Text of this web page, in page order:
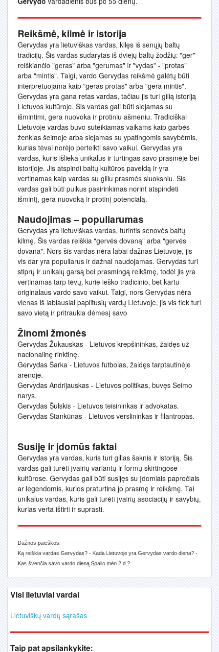
Reikšmė, kilmė ir istorija
Gervydas yra lietuviškas vardas, kilęs iš senųjų baltų
tradicijų. Šis vardas sudarytas iš dviejų baltų žodžių: "ger"
reiškiančio "geras" arba "gerumas" ir "vydas" - "protas"
arba "mintis". Taigi, vardo Gervydas reikšmė galėtų būti
interpretuojama kaip "geras protas" arba "gera mintis".
Gervydas yra gana retas vardas, tačiau jis turi gilią istoriją
Lietuvos kultūroje. Šis vardas gali būti siejamas su
išmintimi, gera nuovoka ir protiniu ašmeniu. Tradiciškai
Lietuvoje vardas buvo suteikiamas vaikams kaip garbės
ženklas šeimoje arba siejamas su ypatingomis savybėmis,
kurias tėvai norėjo perteikti savo vaikui. Gervydas yra
vardas, kuris išlieka unikalus ir turtingas savo prasmėje bei
istorijoje. Jis atspindi baltų kultūros paveldą ir yra
vertinamas kaip vardas su giliu prasmės sluoksniu. Šis
vardas gali būti puikus pasirinkimas norint atspindėti
išmintį, gera nuovoką ir protinį potencialą.
Naudojimas – populiarumas
Gervydas yra lietuviškas vardas, turintis senovės baltų
kilmę. Šis vardas reiškia "gervės dovaną" arba "gervės
dovana". Nors šis vardas nėra labai dažnas Lietuvoje, jis
vis dar yra populiarus ir dažnai naudojamas. Gervydas turi
stiprų ir unikalų garsą bei prasmingą reikšmę, todėl jis yra
vertinamas tarp tėvų, kurie ieško tradicinio, bet kartu
originalaus vardo savo vaikui. Taigi, nors Gervydas nėra
vienas iš labiausiai paplitusių vardų Lietuvoje, jis vis tiek turi
savo vietą ir pritraukia dėmesį savo
Žinomi žmonės
Gervydas Žukauskas - Lietuvos krepšininkas, žaidęs už
nacionalinę rinktinę.
Gervydas Šarka - Lietuvos futbolas, žaidęs tarptautinėje
arenoje.
Gervydas Andrijauskas - Lietuvos politikas, buvęs Seimo
narys.
Gervydas Šulskis - Lietuvos teisininkas ir advokatas.
Gervydas Stankūnas - Lietuvos verslininkas ir filantropas.
Susiję ir įdomūs faktai
Gervydas yra vardas, kuris turi gilias šaknis ir istoriją. Šis
vardas gali turėti įvairių variantų ir formų skirtingose
kultūrose. Gervydas gali būti susijęs su įdomiais papročiais
ar legendomis, kurios praturtina jo prasmę ir reikšmę. Tai
unikalus vardas, kuris gali turėti įvairių asociacijų ir savybių,
kurias verta ištirti ir suprasti.
Dažnos paieškos:
Ką reiškia vardas Gervydas? - Kada Lietuvoje yra Gervydas vardo diena? -
Kas švenčia savo vardo dieną Spalio mėn 2 d.?
Visi lietuviai vardai
Lietuviškų vardų sąrašas
Taip pat apsilankykite: